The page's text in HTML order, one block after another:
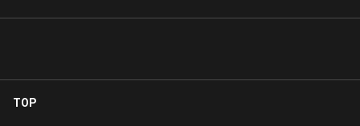
TOP